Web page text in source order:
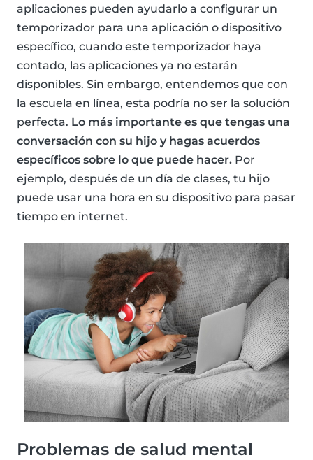
aplicaciones pueden ayudarlo a configurar un
temporizador para una aplicación o dispositivo
específico, cuando este temporizador haya
contado, las aplicaciones ya no estarán
disponibles. Sin embargo, entendemos que con
la escuela en línea, esta podría no ser la solución
perfecta. Lo más importante es que tengas una
conversación con su hijo y hagas acuerdos
específicos sobre lo que puede hacer. Por
ejemplo, después de un día de clases, tu hijo
puede usar una hora en su dispositivo para pasar
tiempo en internet.
Problemas de salud mental